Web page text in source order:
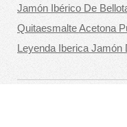
Jamón Ibérico De
Quitaesmalte Acetona
Leyenda Iberica Jamón